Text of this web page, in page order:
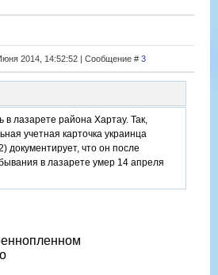
2014, 14:52:52 | Сообщение # 3
в лазарете района Хартау. Так,
учетная карточка украинца
что он после
в лазарете умер 14 апреля